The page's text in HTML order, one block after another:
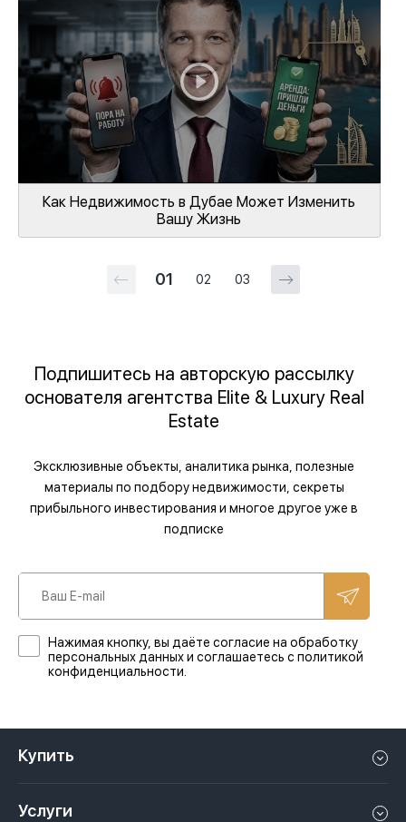
Как Недвижимость в Дубае Может Изменить
Вашу Жизнь
01 02 03
Подпишитесь на авторскую рассылку
основателя агентства Elite & Luxury Real
Estate
Эксклюзивные объекты, аналитика рынка, полезные
материалы по подбору недвижимости, секреты
прибыльного инвестирования и многое другое уже в
подписке
Нажимая кнопку, вы даёте согласие на обработку
персональных данных и соглашаетесь с политикой
конфиденциальности.
Купить
Услуги